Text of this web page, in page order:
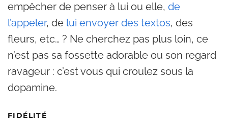
empêcher de penser à lui ou elle, de
l’appeler, de lui envoyer des textos, des
fleurs, etc… ? Ne cherchez pas plus loin, ce
n’est pas sa fossette adorable ou son regard
ravageur : c’est vous qui croulez sous la
dopamine.
FIDÉLITÉ